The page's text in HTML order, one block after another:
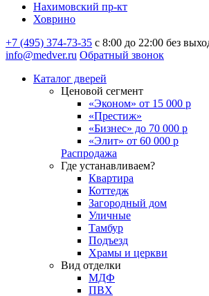
Нахимовский пр-кт
Ховрино
+7 (495) 374-73-35 с 8:00 до 22:00 без
info@medver.ru Обратный звонок
Каталог дверей
Ценовой сегмент
«Эконом» от 15 000 р
«Престиж»
«Бизнес» до 70 000 р
«Элит» от 60 000 р
Распродажа
Где устанавливаем?
Квартира
Коттедж
Загородный дом
Уличные
Тамбур
Подъезд
Храмы и церкви
Вид отделки
МДФ
ПВХ